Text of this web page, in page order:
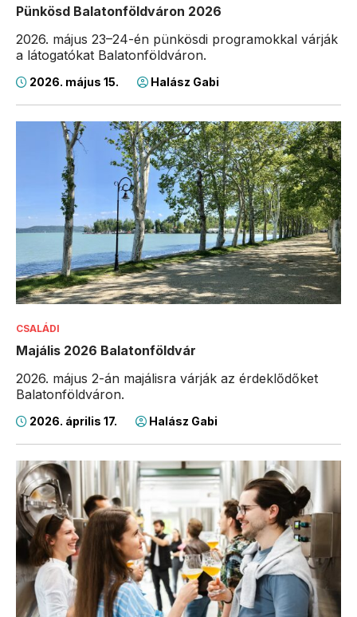
Pünkösd Balatonföldváron 2026
2026. május 23–24-én pünkösdi programokkal várják
a látogatókat Balatonföldváron.
2026. május 15. Halász Gabi
CSALÁDI
Majális 2026 Balatonföldvár
2026. május 2-án majálisra várják az érdeklődőket
Balatonföldváron.
2026. április 17. Halász Gabi